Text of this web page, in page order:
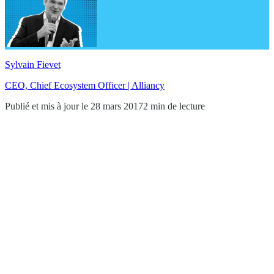
Sylvain Fievet
CEO, Chief Ecosystem Officer | Alliancy
Publié et mis à jour le 28 mars 20172 min de lecture